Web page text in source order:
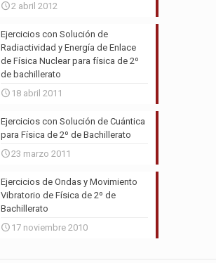
2 abril 2012
Ejercicios con Solución de
Radiactividad y Energía de Enlace
de Física Nuclear para física de 2º
de bachillerato
18 abril 2011
Ejercicios con Solución de Cuántica
para Física de 2º de Bachillerato
23 marzo 2011
Ejercicios de Ondas y Movimiento
Vibratorio de Física de 2º de
Bachillerato
17 noviembre 2010